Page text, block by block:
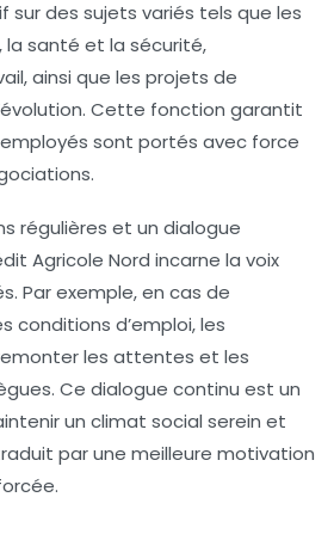
sur des sujets variés tels que les
santé et la sécurité,
ainsi que les projets de
Cette fonction garantit
sont portés avec force
régulières et un dialogue
Agricole Nord incarne la voix
Par exemple, en cas de
conditions d’emploi, les
les attentes et les
Ce dialogue continu est un
un climat social serein et
par une meilleure motivation